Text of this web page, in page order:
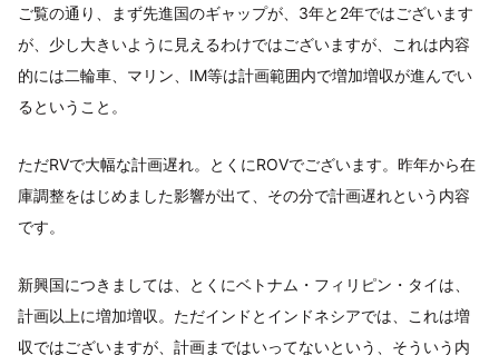
ご覧の通り、まず先進国のギャップが、3年と2年ではございます
が、少し大きいように見えるわけではございますが、これは内容
的には二輪車、マリン、IM等は計画範囲内で増加増収が進んでい
るということ。
ただRVで大幅な計画遅れ。とくにROVでございます。昨年から在
庫調整をはじめました影響が出て、その分で計画遅れという内容
です。
新興国につきましては、とくにベトナム・フィリピン・タイは、
計画以上に増加増収。ただインドとインドネシアでは、これは増
収ではございますが、計画まではいってないという、そういう内